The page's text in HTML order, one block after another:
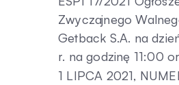
Zwyczajnego
Getback S.A. na
r. na godzinę 11:00
1 LIPCA 2021,